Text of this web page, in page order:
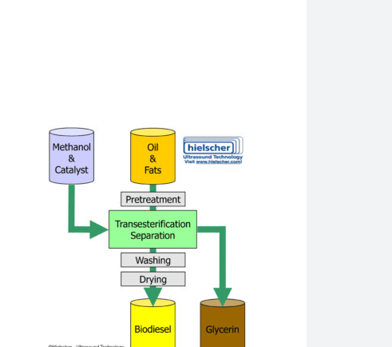
સુધારો કરે છે તેના વિજ્ઞાનમાં પરિચય કરાવીએ છીએ.